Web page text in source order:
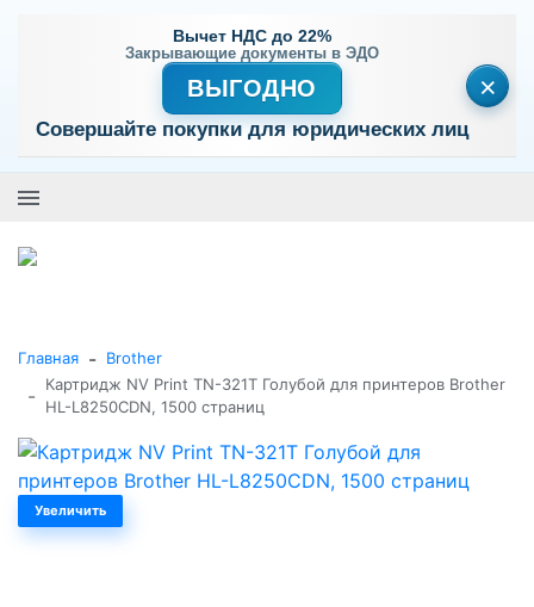
Вычет НДС до 22%
Закрывающие документы в ЭДО
ВЫГОДНО
Совершайте покупки для юридических лиц
×
Главная - Brother
-
Картридж NV Print TN-321T Голубой для принтеров Brother
HL-L8250CDN, 1500 страниц
Увеличить